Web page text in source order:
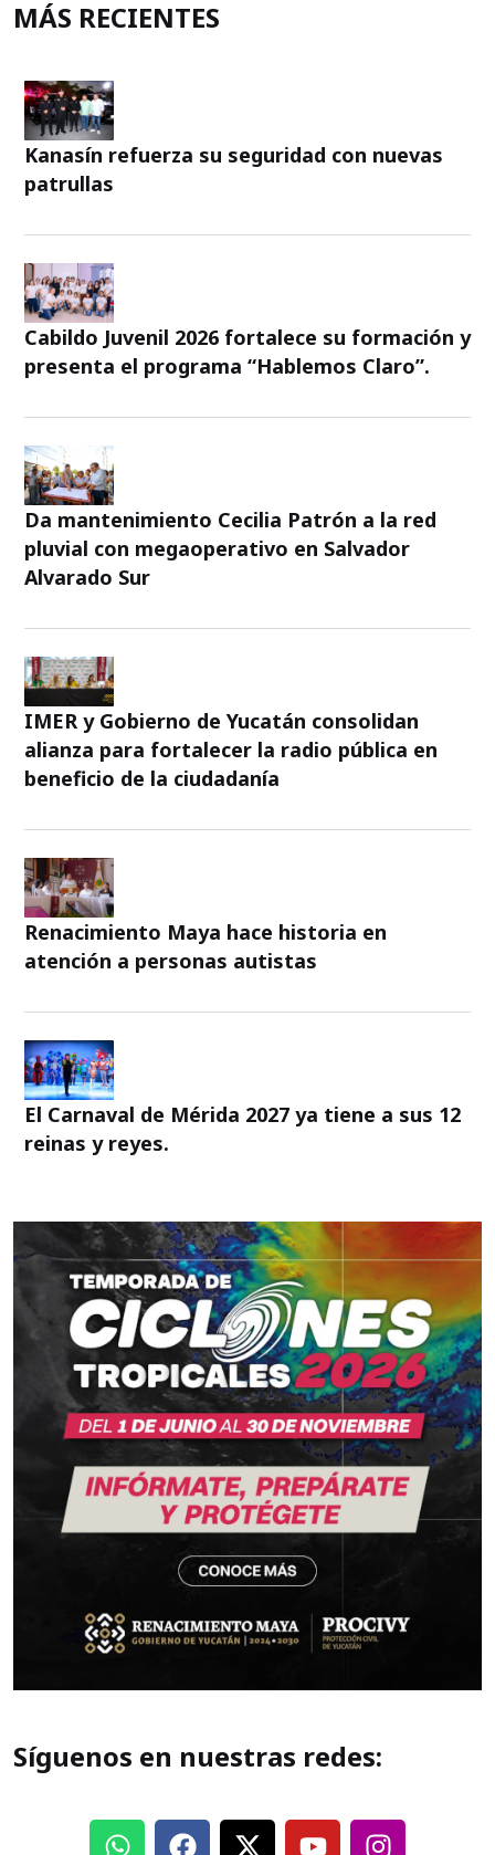
MÁS RECIENTES
Kanasín refuerza su seguridad con nuevas
patrullas
Cabildo Juvenil 2026 fortalece su formación y
presenta el programa “Hablemos Claro”.
Da mantenimiento Cecilia Patrón a la red
pluvial con megaoperativo en Salvador
Alvarado Sur
IMER y Gobierno de Yucatán consolidan
alianza para fortalecer la radio pública en
beneficio de la ciudadanía
Renacimiento Maya hace historia en
atención a personas autistas
El Carnaval de Mérida 2027 ya tiene a sus 12
reinas y reyes.
Síguenos en nuestras redes: